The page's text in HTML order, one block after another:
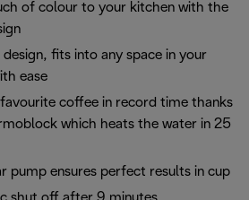
of colour to your kitchen with the
fits into any space in your
ease
coffee in record time thanks
which heats the water in 25
pump ensures perfect results in cup